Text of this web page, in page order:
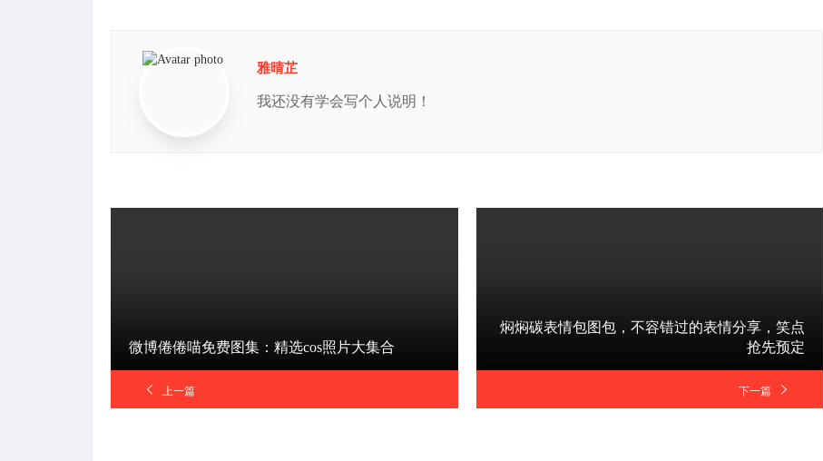
雅晴芷
我还没有学会写个人说明！
微博倦倦喵免费图集：精选cos照片大集合
上一篇
焖焖碳表情包图包，不容错过的表情分享，笑点
抢先预定
下一篇